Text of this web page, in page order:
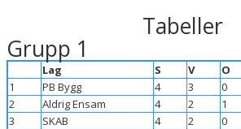
Tabeller
Grupp 1
Lag S V O
1
PB Bygg 4 3 0
2
Aldrig Ensam 4 2 1
3
SKAB 4 2 0